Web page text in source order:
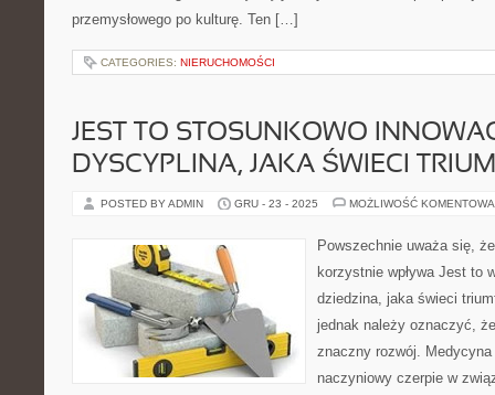
przemysłowego po kulturę. Ten […]
CATEGORIES: NIERUCHOMOŚCI
JEST TO STOSUNKOWO
DYSCYPLINA, JAKA ŚWIECI
POSTED BY ADMIN GRU - 23 - 2025 MOŻLIWOŚĆ
Powszechnie uważa się,
korzystnie wpływa Jest to
dziedzina, jaka świeci
jednak należy oznaczyć,
znaczny rozwój.
naczyniowy czerpie w